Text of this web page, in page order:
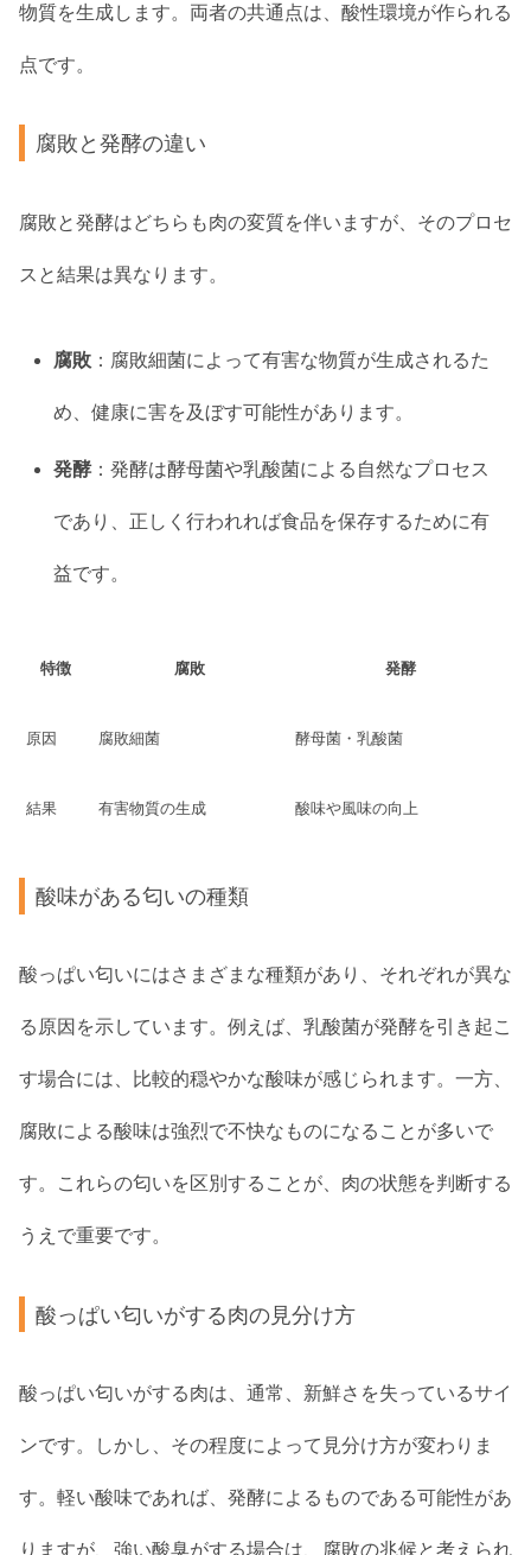
物質を生成します。両者の共通点は、酸性環境が作られる
点です。
腐敗と発酵の違い
腐敗と発酵はどちらも肉の変質を伴いますが、そのプロセ
スと結果は異なります。
腐敗 ：腐敗細菌によって有害な物質が生成されるた
め、健康に害を及ぼす可能性があります。
発酵：発酵は酵母菌や乳酸菌による自然なプロセス
であり、正しく行われれば食品を保存するために有
益です。
特徴 腐敗 発酵
原因 腐敗細菌 酵母菌・乳酸菌
結果 有害物質の生成 酸味や風味の向上
酸味がある匂いの種類
酸っぱい匂いにはさまざまな種類があり、それぞれが異な
る原因を示しています。例えば、乳酸菌が発酵を引き起こ
す場合には、比較的穏やかな酸味が感じられます。一方、
腐敗による酸味は強烈で不快なものになることが多いで
す。これらの匂いを区別することが、肉の状態を判断する
うえで重要です。
酸っぱい匂いがする肉の見分け方
酸っぱい匂いがする肉は、通常、新鮮さを失っているサイ
ンです。しかし、その程度によって見分け方が変わりま
す。軽い酸味であれば、発酵によるものである可能性があ
りますが、強い酸臭がする場合は、腐敗の兆候と考えられ